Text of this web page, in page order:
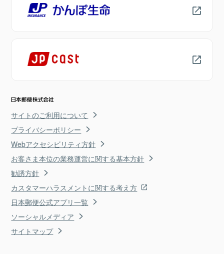
サイトのご利用について
プライバシーポリシー
Webアクセシビリティ方針
お客さま本位の業務運営に関する基本方針
勧誘方針
カスタマーハラスメントに関する考え方
日本郵便公式アプリ一覧
ソーシャルメディア
サイトマップ